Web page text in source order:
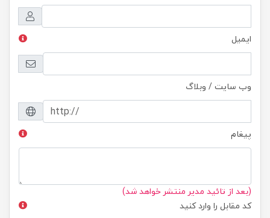
ایمیل
وب سایت / وبلاگ
پیغام
(بعد از تائید مدیر منتشر خواهد شد)
کد مقابل را وارد کنید